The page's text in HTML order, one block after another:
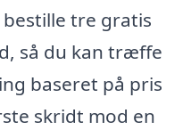
tre gratis
så du kan træffe
baseret på pris
skridt mod en